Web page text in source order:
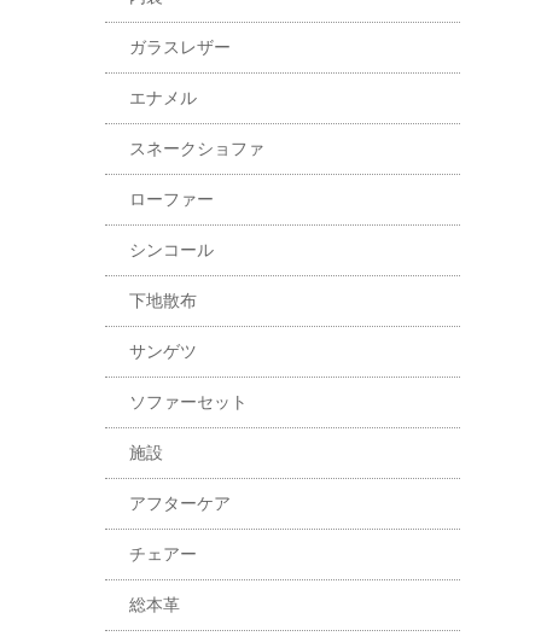
ガラスレザー
エナメル
スネークショファ
ローファー
シンコール
下地散布
サンゲツ
ソファーセット
施設
アフターケア
チェアー
総本革